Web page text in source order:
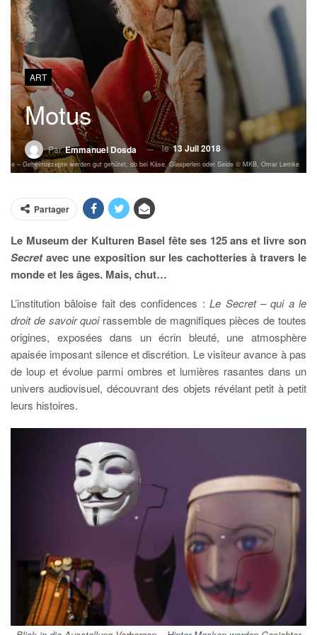
ART
Motus
ParEmmanuel Dosda le13 Juil 2018
– Geheimrezepte werden gut gehütet, ob bei Käse, Glasperlen oder Seide © MKB, Omar Lemke
Partager
Le Museum der Kulturen Basel fête ses 125 ans et livre son
Secretavec une exposition sur les cachotteries à travers le
monde et les âges. Mais, chut…
L’institution bâloise fait des confidences :Le Secret – qui a le
droit de savoir quoirassemble de magnifiques pièces de toutes
origines, exposées dans un écrin bleuté, une atmosphère
apaisée imposant silence et discrétion. Le visiteur avance à pas
de loup et évolue parmi ombres et lumières rasantes dans un
univers audiovisuel, découvrant des objets révélant petit à petit
leurs histoires.